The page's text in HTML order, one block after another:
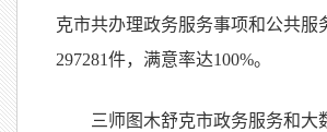
克市共办理政务服务事项和公共服
297281件，满意率达100%。
三师图木舒克市政务服务和大